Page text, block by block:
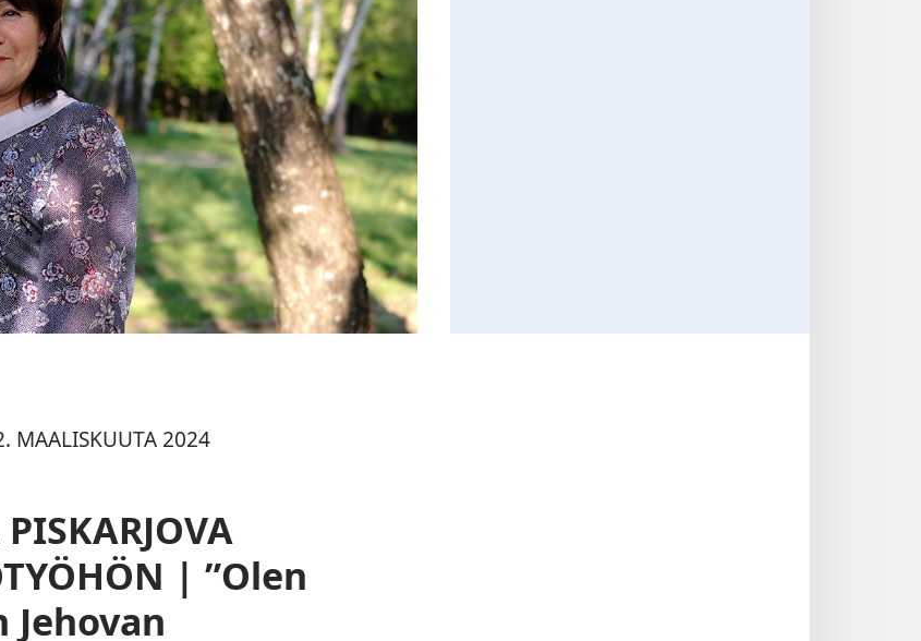
MAALISKUUTA 2024
| ”Olen